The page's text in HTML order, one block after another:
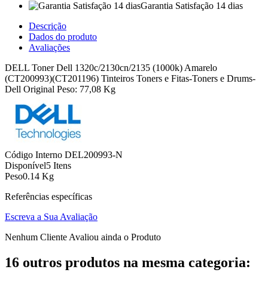
Garantia Satisfação 14 dias
Descrição
Dados do produto
Avaliações
DELL Toner Dell 1320c/2130cn/2135 (1000k) Amarelo
(CT200993)(CT201196) Tinteiros Toners e Fitas-Toners e Drums-
Dell Original Peso: 77,08 Kg
Código Interno DEL200993-N
Disponível5 Itens
Peso0.14 Kg
Referências específicas
Escreva a Sua Avaliação
Nenhum Cliente Avaliou ainda o Produto
16 outros produtos na mesma categoria: